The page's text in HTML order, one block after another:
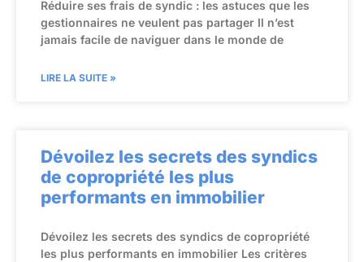
Réduire ses frais de syndic : les astuces que les
gestionnaires ne veulent pas partager Il n’est
jamais facile de naviguer dans le monde de
LIRE LA SUITE »
Dévoilez les secrets des syndics
de copropriété les plus
performants en immobilier
Dévoilez les secrets des syndics de copropriété
les plus performants en immobilier Les critères